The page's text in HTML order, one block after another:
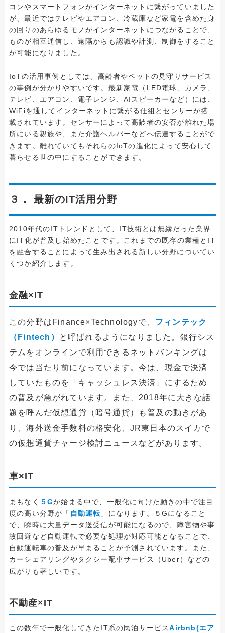
コンやスマートフォンがインターネットに繋がっていました
が、最近ではテレビやエアコン、冷蔵庫など家電を含めた身
の回りのあらゆるモノがインターネットにつながることで、
ものが相互通信し、遠隔からも認識や計測、制御をすること
が可能になりました。
IoTの活用事例としては、高齢者やペットの見守りサービス
の事例が分かりやすいです。最新家電（LED電球、カメラ、
テレビ、エアコン、電子レンジ、AIスピーカーなど）には、
WiFiを通してインターネットに繋がる仕組とセンサーが搭
載されています。センサーによって高齢者の安否が離れた場
所にいる親族や、また介護ヘルパーなどへ伝達することがで
きます。離れていてもそれらのIoTの進化によって安心して
暮らせる世の中にすることができます。
３． 最新のIT活用分野
2010年代のITトレンドとして、IT技術とは無縁だった業界
にIT化が普及し始めたことです。これまでの既存の業種とIT
を融合することによって生み出される新しい分野についてい
くつか紹介します。
金融×IT
この分野はFinance×Technologyで、 フィンテック
（Fintech）
と呼ばれるようになりました。銀行シス
テムをオンラインで利用できるネットバンキングは
今では当たり前になっています。今は、現金で決済
していたものを「キャッシュレス決済」にするため
の普及が急がれています。また、2018年に大きな話
題を呼んだ仮想通貨（暗号通貨）も普及の動きがあ
り、海外送金手数料の格安化、JR東日本のスイカで
の仮想通貨チャージ検討ニュースなどがあります。
車×IT
まもなく ５Gが始まる中で、一般化に向けた動きの中で注目
度の高い分野が「 自動運転 」になります。５Gになること
で、瞬時に大量データ送受信が可能になるので、障害物や事
故回避など自動運転で必要な処理が対応可能となることで、
自動運転車の普及が早まることが予測されています。また、
カーシェアリングやタクシー配車サービス（Uber）などの
広がりも著しいです。
不動産×IT
この数年で一般化してきたIT系の民泊サービスAirbnb(エア